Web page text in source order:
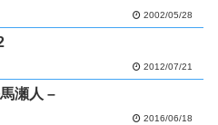
2002/05/28
2012/07/21
瀬人 –
2016/06/18